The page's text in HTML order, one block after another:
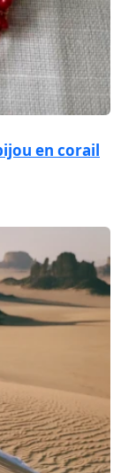
en corail